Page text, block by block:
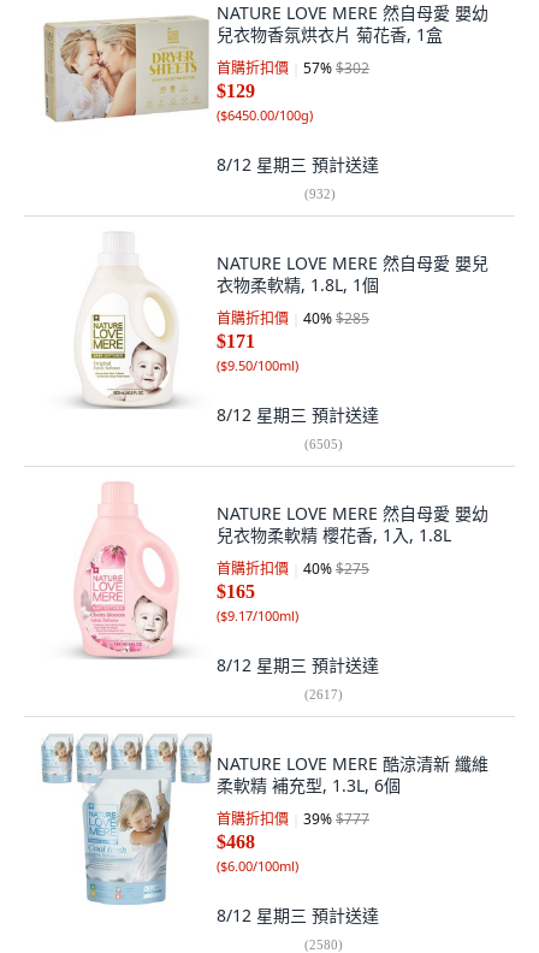
NATURE LOVE MERE 然自母愛 嬰幼
兒衣物香氛烘衣片 菊花香, 1盒
首購折扣價 57%$302
$129
($6450.00/100g)
8/12 星期三 預計送達
(932)
NATURE LOVE MERE 然自母愛 嬰兒
衣物柔軟精, 1.8L, 1個
首購折扣價 40%$285
$171
($9.50/100ml)
8/12 星期三 預計送達
(6505)
NATURE LOVE MERE 然自母愛 嬰幼
兒衣物柔軟精 櫻花香, 1入, 1.8L
首購折扣價 40%$275
$165
($9.17/100ml)
8/12 星期三 預計送達
(2617)
NATURE LOVE MERE 酷涼清新 纖維
柔軟精 補充型, 1.3L, 6個
首購折扣價 39%$777
$468
($6.00/100ml)
8/12 星期三 預計送達
(2580)